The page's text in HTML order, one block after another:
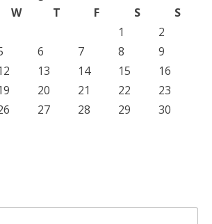
W T F S
S
1
2
6 7 8
9
13 14 15
16
20 21 22
23
27 28 29
30